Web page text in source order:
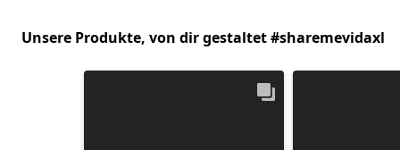
Unsere Produkte, von dir gestaltet #sharemevidaxl